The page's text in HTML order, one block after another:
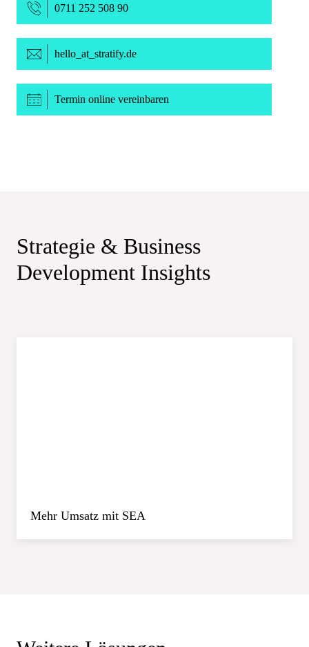
0711 252 508 90
hello _at_ stratify.de
Termin online vereinbaren
Strategie & Business
Development Insights
Mehr Umsatz mit SEA